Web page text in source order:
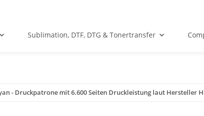
Sublimation, DTF, DTG & Tonertransfer
- Druckpatrone mit 6.600 Seiten Druckleistung laut Hersteller